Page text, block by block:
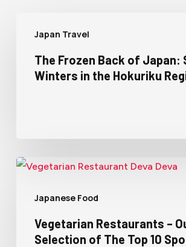
Japan Travel
The Frozen Back of Japan:
Winters in the Hokuriku
Japanese Food
Vegetarian Restaurants –
Selection of The Top 10